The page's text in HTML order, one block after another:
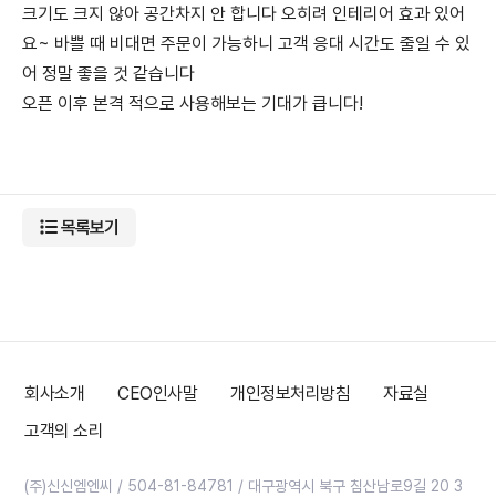
크기도 크지 않아 공간차지 안 합니다 오히려 인테리어 효과 있어
요~ 바쁠 때 비대면 주문이 가능하니 고객 응대 시간도 줄일 수 있
어 정말 좋을 것 같습니다
오픈 이후 본격 적으로 사용해보는 기대가 큽니다!
목록보기
회사소개 CEO인사말 개인정보처리방침
자료실
고객의 소리
(주)신신엠엔씨 / 504-81-84781 / 대구광역시 북구 침산남로9길 20 3